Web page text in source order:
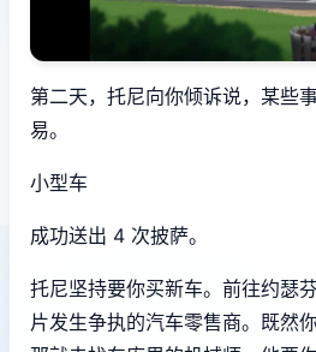
第二天，托尼向你倾诉说，某些
易。
小型车
成功送出 4 次披萨。
托尼坚持要你买新车。前往约瑟
片发生争执的汽车零售商。既然